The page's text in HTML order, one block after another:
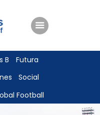
B
Futura
Social
Football